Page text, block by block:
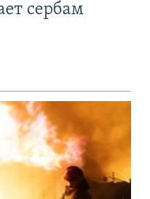
сербам